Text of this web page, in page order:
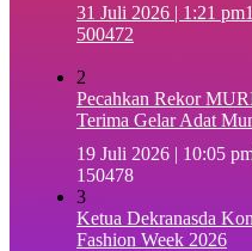
31 Juli 2026 | 1:21 pm
500472
2
Pecahkan Rekor
Terima Gelar Adat
19 Juli 2026 | 10:05
150478
3
Ketua Dekranasda
Fashion Week 2026